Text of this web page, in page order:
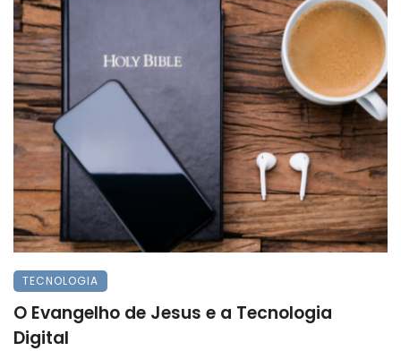
TECNOLOGIA
O Evangelho de Jesus e a Tecnologia
Digital